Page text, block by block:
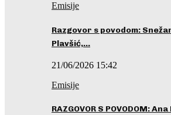
Emisije
Razgovor s povodom:
Plavšić,…
21/06/2026 15:42
Emisije
RAZGOVOR S POVODOM: